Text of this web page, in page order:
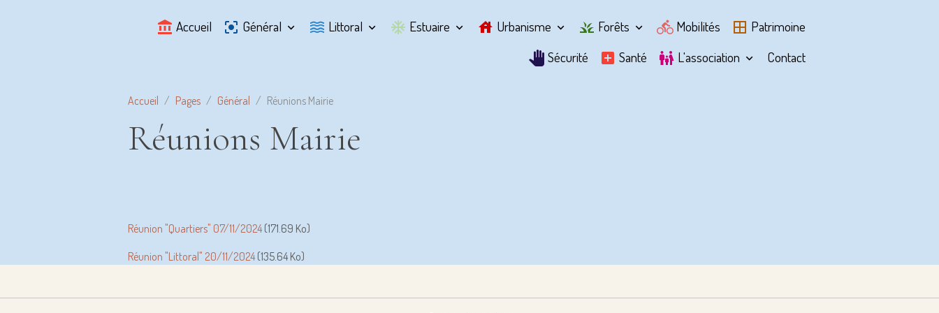
Accueil Général Littoral Estuaire Urbanisme Forêts Mobilités
Patrimoine
Sécurité
Santé L'association Contact
Accueil Pages Général Réunions Mairie
Réunions Mairie
Réunion "Quartiers" 07/11/2024 (171.69 Ko)
Réunion "Littoral" 20/11/2024 (135.64 Ko)